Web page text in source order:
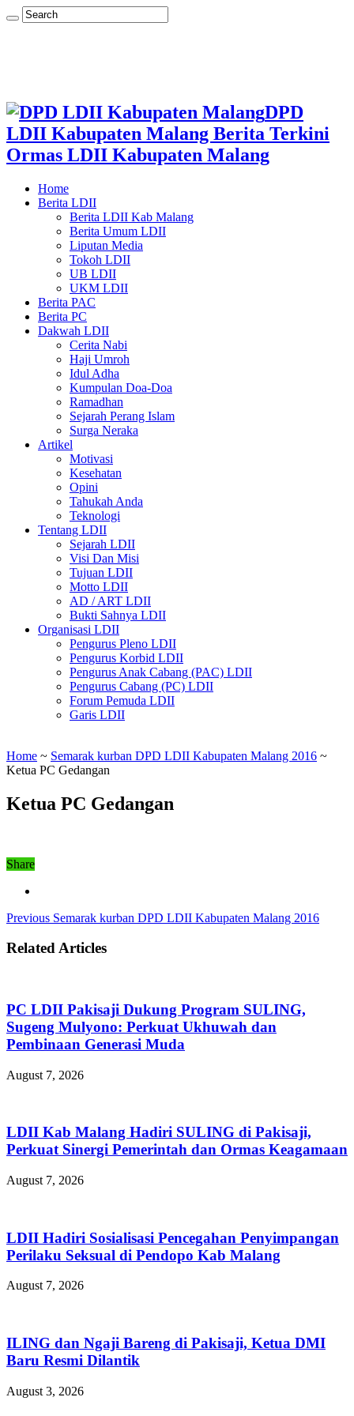
DPD
LDII Kabupaten Malang Berita Terkini
Ormas LDII Kabupaten Malang
Home
Berita LDII
Berita LDII Kab Malang
Berita Umum LDII
Liputan Media
Tokoh LDII
UB LDII
UKM LDII
Berita PAC
Berita PC
Dakwah LDII
Cerita Nabi
Haji Umroh
Idul Adha
Kumpulan Doa-Doa
Ramadhan
Sejarah Perang Islam
Surga Neraka
Artikel
Motivasi
Kesehatan
Opini
Tahukah Anda
Teknologi
Tentang LDII
Sejarah LDII
Visi Dan Misi
Tujuan LDII
Motto LDII
AD / ART LDII
Bukti Sahnya LDII
Organisasi LDII
Pengurus Pleno LDII
Pengurus Korbid LDII
Pengurus Anak Cabang (PAC) LDII
Pengurus Cabang (PC) LDII
Forum Pemuda LDII
Garis LDII
Home ~ Semarak kurban DPD LDII Kabupaten Malang 2016 ~
Ketua PC Gedangan
Ketua PC Gedangan
Share
Previous Semarak kurban DPD LDII Kabupaten Malang 2016
Related Articles
PC LDII Pakisaji Dukung Program SULING,
Sugeng Mulyono: Perkuat Ukhuwah dan
Pembinaan Generasi Muda
August 7, 2026
LDII Kab Malang Hadiri SULING di Pakisaji,
Perkuat Sinergi Pemerintah dan Ormas Keagamaan
August 7, 2026
LDII Hadiri Sosialisasi Pencegahan Penyimpangan
Perilaku Seksual di Pendopo Kab Malang
August 7, 2026
ILING dan Ngaji Bareng di Pakisaji, Ketua DMI
Baru Resmi Dilantik
August 3, 2026